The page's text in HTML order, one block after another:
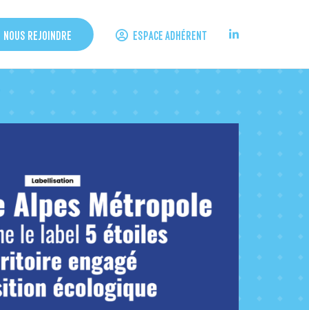
NOUS REJOINDRE ESPACE ADHÉRENT